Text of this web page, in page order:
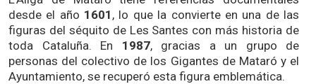
desde el año 1601 , lo que la convierte en una de las
figuras del séquito de Les Santes con más historia de
toda Cataluña. En 1987, gracias a un grupo de
personas del colectivo de los Gigantes de Mataró y el
Ayuntamiento, se recuperó esta figura emblemática.